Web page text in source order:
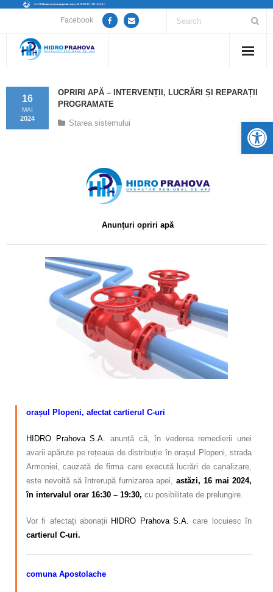
Facebook
Despre noi
Guvernanță Corporativă
Calitatea apei
Comunicare
OPRIRI APĂ – INTERVENȚII, LUCRĂRI ȘI REPARAȚII
PROGRAMATE
16
MAI
2024 Starea sistemului
Anunţuri opriri apă
orașul Plopeni, afectat cartierul C-uri
HIDRO Prahova S.A. anunță că, în vederea remedierii unei
avarii apărute pe rețeaua de distribuție în orașul Plopeni, strada
Armoniei,cauzată de firma care execută lucrări de canalizare,
este nevoită să întrerupă furnizarea apei,astăzi, 16 mai 2024,
în intervalul orar 16:30 – 19:30, cu posibilitate de prelungire.
Vor fi afectați abonații HIDRO Prahova S.A. care locuiesc în
cartierul C-uri.
comuna Apostolache